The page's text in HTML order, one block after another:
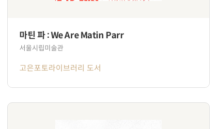
마틴 파 : We Are Matin Parr
서울시립미술관
고은포토라이브러리 도서